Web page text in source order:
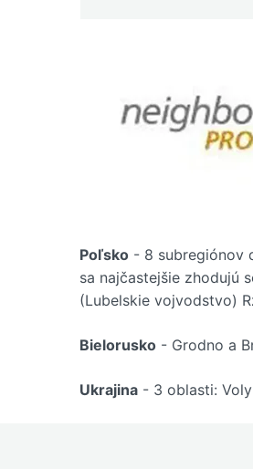
Poľsko - 8 subregiónov
sa najčastejšie zhodujú
(Lubelskie vojvodstvo)
Bielorusko - Grodno a
Ukrajina - 3 oblasti: